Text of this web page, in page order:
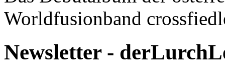
Worldfusionband
Newsletter -